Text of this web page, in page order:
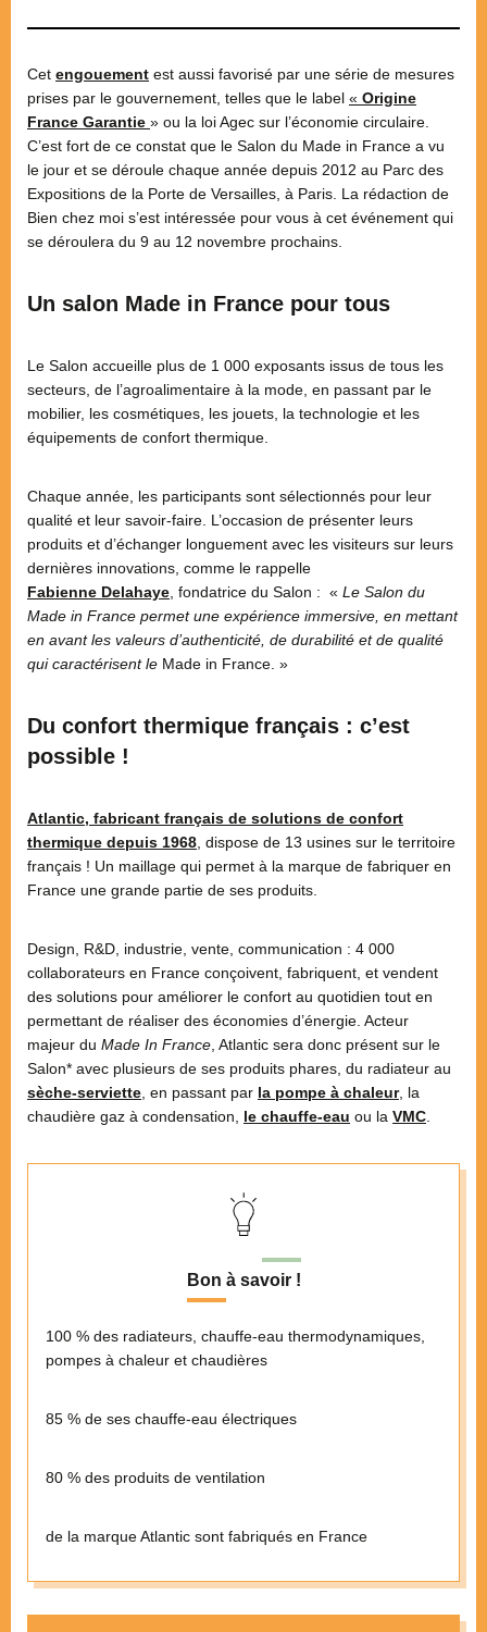
Cet engouement est aussi favorisé par une série de mesures
prises par le gouvernement, telles que le label « Origine
France Garantie » ou la loi Agec sur l’économie circulaire.
C’est fort de ce constat que le Salon du Made in France a vu
le jour et se déroule chaque année depuis 2012 au Parc des
Expositions de la Porte de Versailles, à Paris. La rédaction de
Bien chez moi s’est intéressée pour vous à cet événement qui
se déroulera du 9 au 12 novembre prochains.
Un salon Made in France pour tous
Le Salon accueille plus de 1 000 exposants issus de tous les
secteurs, de l’agroalimentaire à la mode, en passant par le
mobilier, les cosmétiques, les jouets, la technologie et les
équipements de confort thermique.
Chaque année, les participants sont sélectionnés pour leur
qualité et leur savoir-faire. L’occasion de présenter leurs
produits et d’échanger longuement avec les visiteurs sur leurs
dernières innovations, comme le rappelle
Fabienne Delahaye , fondatrice du Salon : « Le Salon du
Made in France permet une expérience immersive, en mettant
en avant les valeurs d’authenticité, de durabilité et de qualité
qui caractérisent le Made in France. »
Du confort thermique français : c’est
possible !
Atlantic, fabricant français de solutions de confort
thermique depuis 1968 , dispose de 13 usines sur le territoire
français ! Un maillage qui permet à la marque de fabriquer en
France une grande partie de ses produits.
Design, R&D, industrie, vente, communication : 4 000
collaborateurs en France conçoivent, fabriquent, et vendent
des solutions pour améliorer le confort au quotidien tout en
permettant de réaliser des économies d’énergie. Acteur
majeur du Made In France , Atlantic sera donc présent sur le
Salon* avec plusieurs de ses produits phares, du radiateur au
sèche-serviette , en passant par la pompe à chaleur, la
chaudière gaz à condensation, le chauffe-eau ou la VMC
Bon à savoir !
100 % des radiateurs, chauffe-eau thermodynamiques,
pompes à chaleur et chaudières
85 % de ses chauffe-eau électriques
80 % des produits de ventilation
de la marque Atlantic sont fabriqués en France